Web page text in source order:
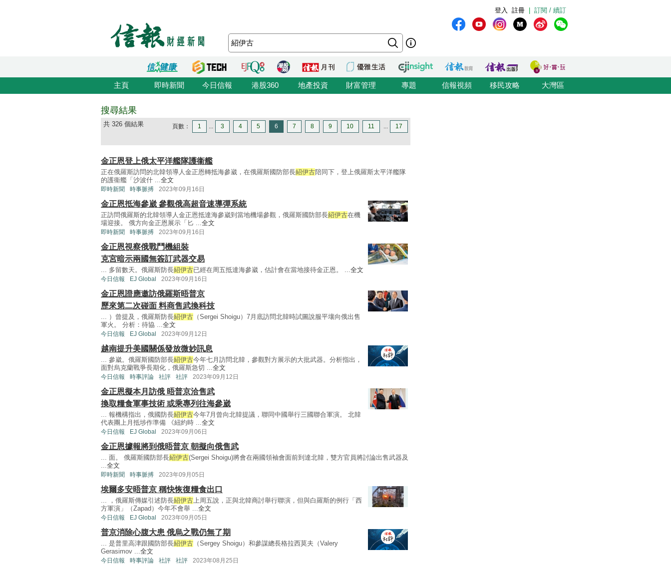
訂閱 / 續訂
註冊
登入
主頁 即時新聞 今日信報 港股360 地產投資 財富管理 專題 信報視頻 移民攻略 大灣區
搜尋結果
共 326 個結果 頁數： 1 ... 3 4 5 6 7 8 9 10 11 ... 17
金正恩登上俄太平洋艦隊護衞艦
正在俄羅斯訪問的北韓領導人金正恩轉抵海參崴，在俄羅斯國防部長紹伊古陪同下，登上俄羅斯太平洋艦隊
的護衞艦「沙波什 ...全文
即時新聞 時事脈搏 2023年09月16日
金正恩抵海參崴 參觀俄高超音速導彈系統
正訪問俄羅斯的北韓領導人金正恩抵達海參崴到當地機場參觀，俄羅斯國防部長紹伊古在機
場迎接。 俄方向金正恩展示「匕 ...全文
即時新聞 時事脈搏 2023年09月16日
金正恩視察俄戰鬥機組裝
克宮暗示兩國無簽訂武器交易
... 多留數天。俄羅斯防長紹伊古已經在周五抵達海參崴，估計會在當地接待金正恩。 ...全文
今日信報 EJ Global 2023年09月16日
金正恩證應邀訪俄羅斯晤普京
歷來第二次碰面 料商售武換科技
... ）曾提及，俄羅斯防長紹伊古 （Sergei Shoigu）7月底訪問北韓時試圖說服平壤向俄出售
軍火。 分析：待協 ...全文
今日信報 EJ Global 2023年09月12日
越南提升美國關係發放微妙訊息
... 參崴。俄羅斯國防部長紹伊古今年七月訪問北韓，參觀對方展示的大批武器。分析指出，
面對烏克蘭戰爭長期化，俄羅斯急切 ...全文
今日信報 時事評論 社評 社評 2023年09月12日
金正恩擬本月訪俄 晤普京洽售武
換取糧食軍事技術 或乘專列往海參崴
... 報機構指出，俄國防長紹伊古今年7月曾向北韓提議，聯同中國舉行三國聯合軍演。 北韓
代表團上月抵埗作準備 《紐約時 ...全文
今日信報 EJ Global 2023年09月06日
金正恩據報將到俄晤普京 朝擬向俄售武
... 面。 俄羅斯國防部長紹伊古(Sergei Shoigu)將會在兩國領袖會面前到達北韓，雙方官員將討論出售武器及
...全文
即時新聞 時事脈搏 2023年09月05日
埃爾多安晤普京 稱快恢復糧食出口
... ，俄羅斯傳媒引述防長紹伊古上周五說，正與北韓商討舉行聯演，但與白羅斯的例行「西
方軍演」（Zapad）今年不會舉 ...全文
今日信報 EJ Global 2023年09月05日
普京消除心腹大患 俄烏之戰仍無了期
... 是普里高津跟國防部長紹伊古 （Sergey Shoigu）和參謀總長格拉西莫夫（Valery
Gerasimov ...全文
今日信報 時事評論 社評 社評 2023年08月25日